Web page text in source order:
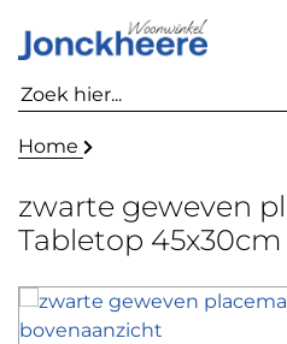
Home
zwarte geweven
Tabletop 45x30cm